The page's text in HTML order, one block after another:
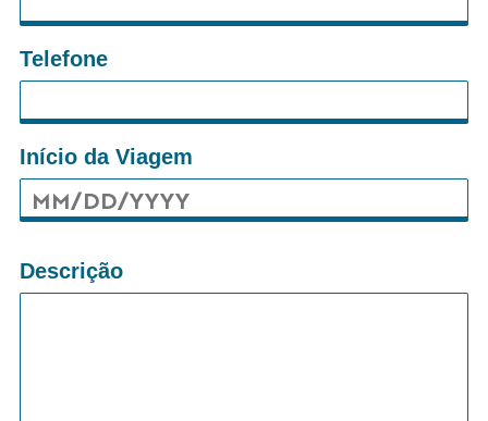
Telefone
Início da Viagem
Descrição